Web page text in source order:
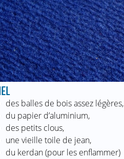
des balles de bois assez légères,
du papier d’aluminium,
des petits clous,
une vieille toile de jean,
du kerdan (pour les enflammer)